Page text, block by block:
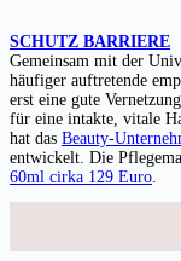
SCHUTZ BARRIERE
Gemeinsam mit der
häufiger auftretende
erst eine gute
für eine intakte, vitale
hat das Beauty-
entwickelt. Die
60ml cirka 129 Euro